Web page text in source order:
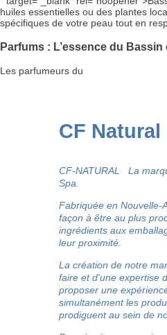
huiles essentielles ou des plantes
spécifiques de votre peau tout en
Parfums : L’essence du
Les parfumeurs du
CF Natural
CF-NATURAL La
Spa.
Fabriquée en Nouvelle-
façon à être au plus
ingrédients aux
leur proximité.
La création de notre
faire et d'une expertise
proposer une
simultanément les
prodiguent au sein de